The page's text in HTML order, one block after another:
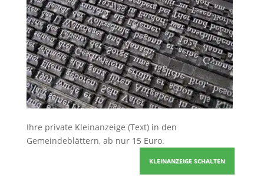
Ihre private Kleinanzeige (Text) in den
Gemeindeblättern, ab nur 15 Euro.
KLEINANZEIGE SCHALTEN